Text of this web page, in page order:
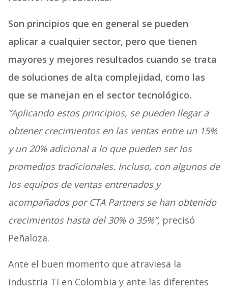
Son principios que en general se pueden
aplicar a cualquier sector, pero que tienen
mayores y mejores resultados cuando se trata
de soluciones de alta complejidad, como las
que se manejan en el sector tecnológico.
“Aplicando estos principios, se pueden llegar a
obtener crecimientos en las ventas entre un 15%
y un 20% adicional a lo que pueden ser los
promedios tradicionales. Incluso, con algunos de
los equipos de ventas entrenados y
acompañados por CTA Partners se han obtenido
crecimientos hasta del 30% o 35%”, precisó
Peñaloza.
Ante el buen momento que atraviesa la
industria TI en Colombia y ante las diferentes